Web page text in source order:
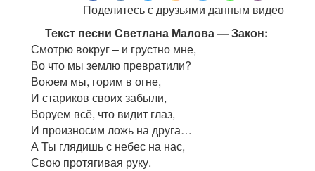
Поделитесь с друзьями данным видео
Текст песни Светлана Малова — Закон:
Смотрю вокруг – и грустно мне,
Во что мы землю превратили?
Воюем мы, горим в огне,
И стариков своих забыли,
Воруем всё, что видит глаз,
И произносим ложь на друга…
А Ты глядишь с небес на нас,
Свою протягивая руку.